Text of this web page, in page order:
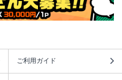
ご利用ガイド